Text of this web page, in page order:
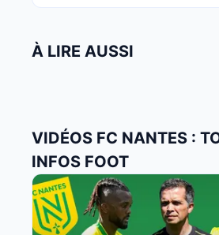
À LIRE AUSSI
VIDÉOS FC NANTES :
INFOS FOOT